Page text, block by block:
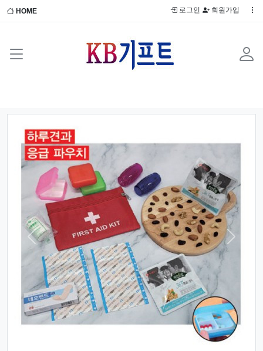
HOME 로그인 회원가입
Previous Next